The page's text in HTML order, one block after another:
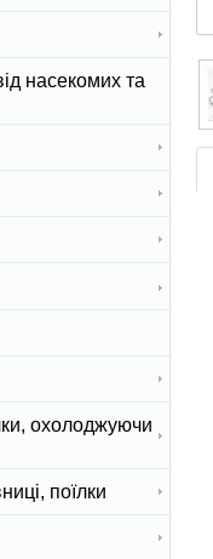
насекомих та
охолоджуючи
поїлки